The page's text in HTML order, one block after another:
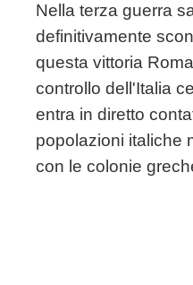
Nella terza guerra
definitivamente
questa vittoria
controllo dell'Italia
entra in diretto
popolazioni italiche
con le colonie